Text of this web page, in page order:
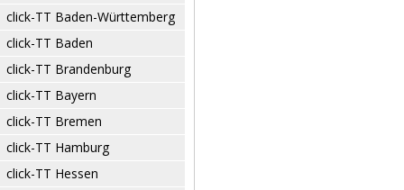
click-TT Baden-Württemberg
click-TT Baden
click-TT Brandenburg
click-TT Bayern
click-TT Bremen
click-TT Hamburg
click-TT Hessen